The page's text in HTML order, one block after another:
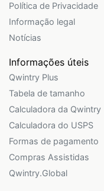
Política de Privacidade
Informação legal
Notícias
Informações úteis
Qwintry Plus
Tabela de tamanho
Calculadora da Qwintry
Calculadora do USPS
Formas de pagamento
Compras Assistidas
Qwintry.Global